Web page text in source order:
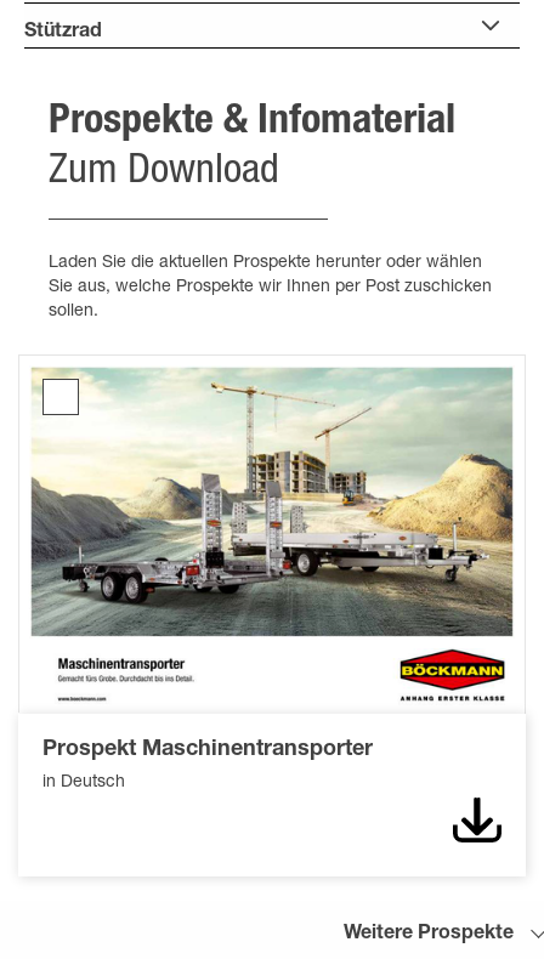
Stützrad
Prospekte & Infomaterial
Zum Download
Laden Sie die aktuellen Prospekte herunter oder wählen
Sie aus, welche Prospekte wir Ihnen per Post zuschicken
sollen.
Maschinentransporter
Prospekt Maschinentransporter
in Deutsch
Weitere Prospekte